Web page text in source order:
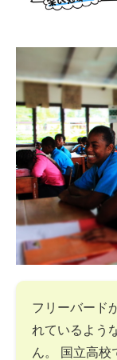
フリーバード
れているよう
ん。 国立高校